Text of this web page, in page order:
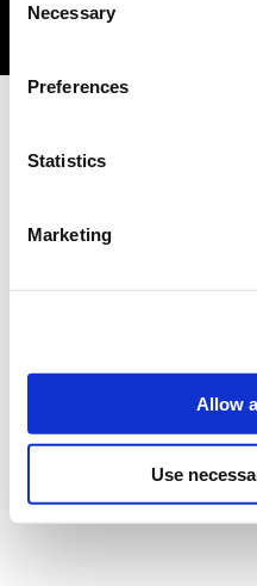
Selection
Necessary
Preferences
Statistics
Marketing
Allow
Use